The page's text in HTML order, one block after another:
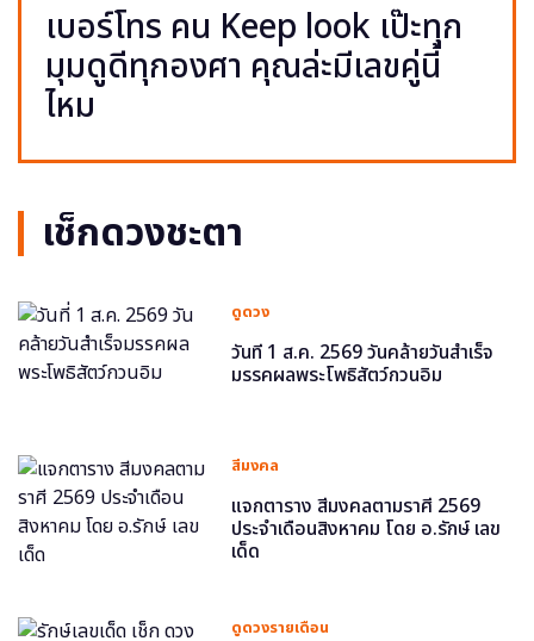
เบอร์โทร คน Keep look เป๊ะทุก
มุมดูดีทุกองศา คุณล่ะมีเลขคู่นี้
ไหม
เช็กดวงชะตา
ดูดวง
วันที่ 1 ส.ค. 2569 วันคล้ายวันสำเร็จ
มรรคผลพระโพธิสัตว์กวนอิม
สีมงคล
แจกตาราง สีมงคลตามราศี 2569
ประจำเดือนสิงหาคม โดย อ.รักษ์ เลข
เด็ด
ดูดวงรายเดือน